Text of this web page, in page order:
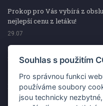
Prokop pro Vás vybírá z
nejlepší cenu z letáku!
29.07
Prokop pro Vás vybírá z
nejlepší cenu z letáku!
Kup špekáčky od Váhaly a
29.07
Souhlas s použitím
Pro správnou funkci
používáme soubory
jsou technicky